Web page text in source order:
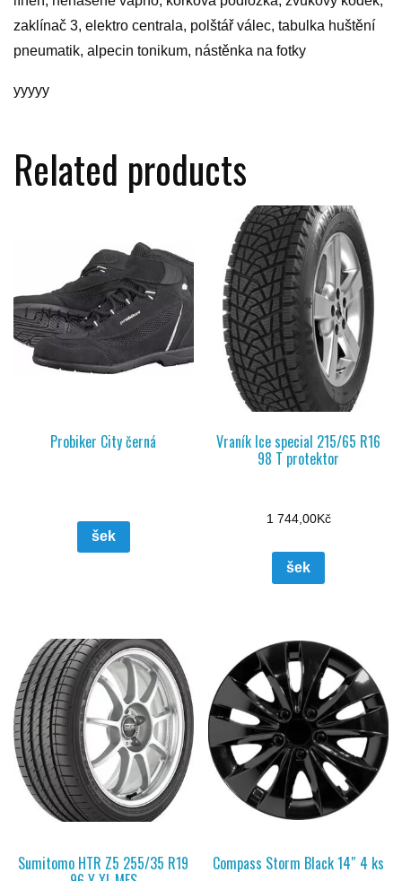
zaklínač 3, elektro centrala, polštář válec, tabulka huštění
pneumatik, alpecin tonikum, nástěnka na fotky
yyyyy
Related products
Probiker City černá
šek
Vraník Ice special 215/65 R16
98 T protektor
1 744,00Kč
šek
Sumitomo HTR Z5 255/35 R19 Compass Storm Black 14″ 4 ks